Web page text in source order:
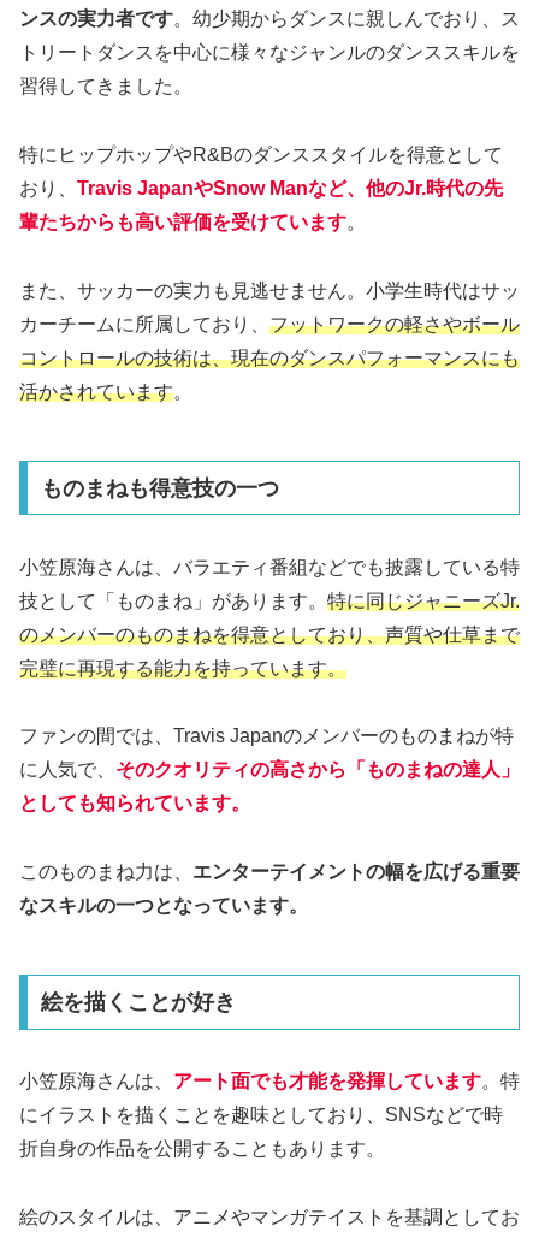
ンスの実力者です。幼少期からダンスに親しんでおり、ス
トリートダンスを中心に様々なジャンルのダンススキルを
習得してきました。
特にヒップホップやR&Bのダンススタイルを得意として
おり、 Travis JapanやSnow Manなど、他のJr.時代の先
輩たちからも高い評価を受けています。
また、サッカーの実力も見逃せません。小学生時代はサッ
カーチームに所属しており、 フットワークの軽さやボール
コントロールの技術は、現在のダンスパフォーマンスにも
活かされています。
ものまねも得意技の一つ
小笠原海さんは、バラエティ番組などでも披露している特
技として「ものまね」があります。 特に同じジャニーズJr.
のメンバーのものまねを得意としており、声質や仕草まで
完璧に再現する能力を持っています。
ファンの間では、Travis Japanのメンバーのものまねが特
に人気で、 そのクオリティの高さから「ものまねの達人」
としても知られています。
このものまね力は、 エンターテイメントの幅を広げる重要
なスキルの一つとなっています。
絵を描くことが好き
小笠原海さんは、 アート面でも才能を発揮しています。特
にイラストを描くことを趣味としており、SNSなどで時
折自身の作品を公開することもあります。
絵のスタイルは、アニメやマンガテイストを基調としてお